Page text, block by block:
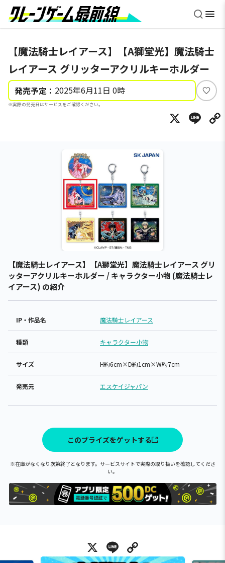
【魔法騎士レイアース】【A獅堂光】魔法騎士
レイアース グリッターアクリルキーホルダー
発売予定： 2025年6月11日 0時
※実際の発売日はサービスをご確認ください。
い
ね
X
【魔法騎士レイアース】【A獅堂光】魔法騎士レイアース グリ
ッターアクリルキーホルダー / キャラクター小物 (魔法騎士レ
イアース) の紹介
IP・作品名 魔法騎士レイアース
種類 キャラクター小物
サイズ H約6cm×D約1cm×W約7cm
発売元 エスケイジャパン
このプライズをゲットする
※在庫がなくなり次第終了となります。サービスサイトで実際の取り扱いを確認してくださ
い。
X Line